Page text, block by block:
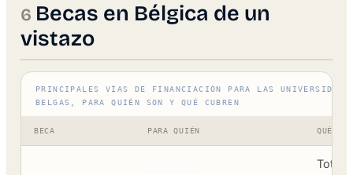
Becas en Bélgica de un
vistazo
PRINCIPALES VÍAS DE FINANCIACIÓN PARA LAS
BELGAS, PARA QUIÉN SON Y QUÉ CUBREN
BECA PARA QUIÉN QUÉ
Total -